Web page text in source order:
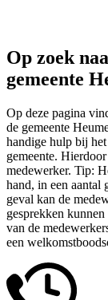
Op zoek
gemeente
Op deze pagina
de gemeente
handige hulp bij
gemeente.
medewerker. Tip:
hand, in een aantal
geval kan de
gesprekken
van de
een